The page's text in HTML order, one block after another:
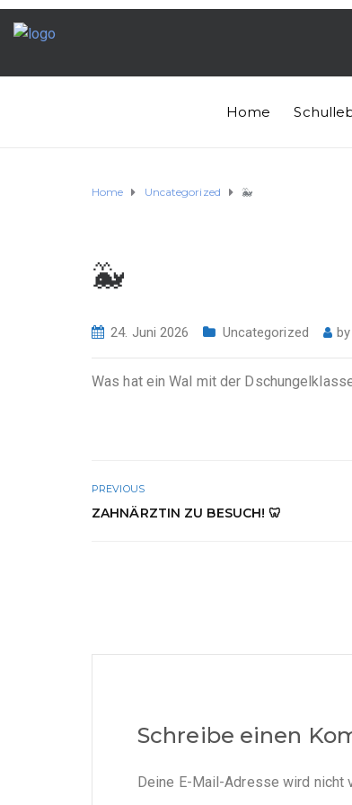
Home
Home Uncategorized 🐳
🐳
24. Juni 2026 Uncategorized
Was hat ein Wal mit der
PREVIOUS
ZAHNÄRZTIN ZU BESUCH! 🦷
Schreibe einen
Deine E-Mail-Adresse wird nicht